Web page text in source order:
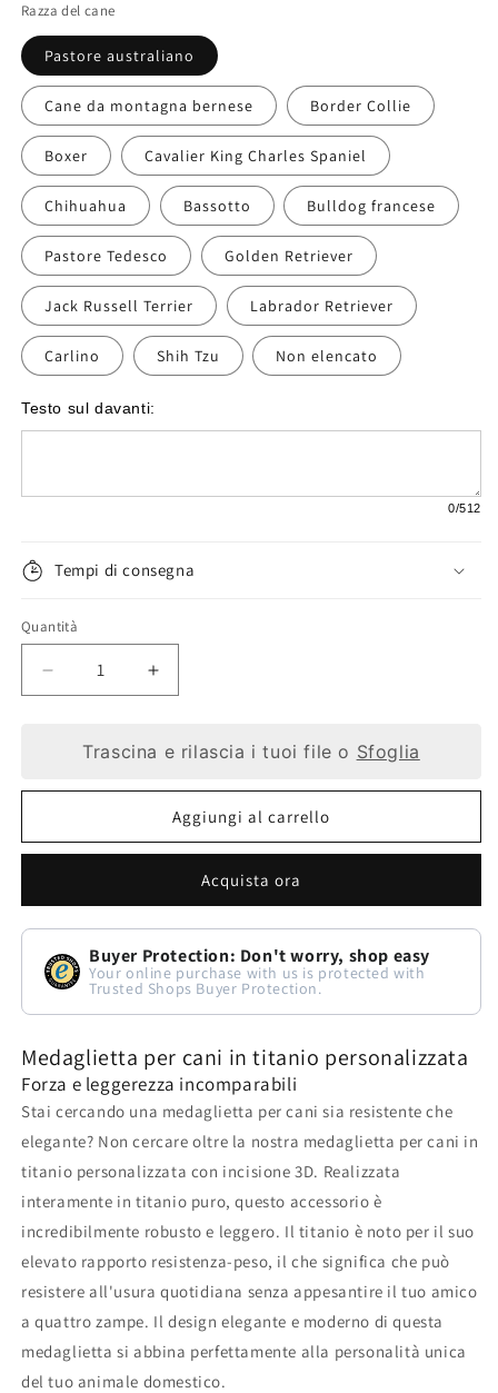
Razza del cane
Pastore australiano
Cane da montagna bernese Border Collie
Boxer Cavalier King Charles Spaniel
Chihuahua Bassotto Bulldog francese
Pastore Tedesco Golden Retriever
Jack Russell Terrier Labrador Retriever
Carlino Shih Tzu Non elencato
Testo sul davanti:
0/512
Tempi di consegna
Quantità
Medaglietta
cani:
qualità
per
Medaglietta
cani:
qualità
Trascina e rilascia i tuoi file o Sfoglia
Aggiungi al carrello
Acquista ora
Buyer Protection: Don't worry, shop easy
Your online purchase with us is protected with
Trusted Shops Buyer Protection.
Medaglietta per cani in titanio personalizzata
Forza e leggerezza incomparabili
Stai cercando una medaglietta per cani sia resistente che
elegante? Non cercare oltre la nostra medaglietta per cani in
titanio personalizzata con incisione 3D. Realizzata
interamente in titanio puro, questo accessorio è
incredibilmente robusto e leggero. Il titanio è noto per il suo
elevato rapporto resistenza-peso, il che significa che può
resistere all'usura quotidiana senza appesantire il tuo amico
a quattro zampe. Il design elegante e moderno di questa
medaglietta si abbina perfettamente alla personalità unica
del tuo animale domestico.